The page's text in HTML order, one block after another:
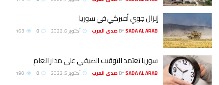
إنزال جوي أميركي في سوريا
BYSADA AL ARAB صدى العرب أكتوبر 6, 2022
سوريا تعتمد التوقيت الصيفي على مدار العام
BYSADA AL ARAB صدى العرب أكتوبر 5, 2022